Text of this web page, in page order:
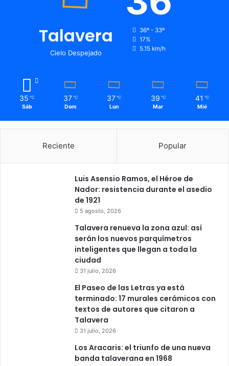
Talavera
Cielo Despejado
36º - 33º
17%
5.15 km/h
35 ℃
Sáb
37 ℃
Dom
37 ℃
Lun
39 ℃
Mar
41 ℃
Mié
Reciente Popular
Luis Asensio Ramos, el Héroe de
Nador: resistencia durante el asedio
de 1921
5 agosto, 2026
Talavera renueva la zona azul: así
serán los nuevos parquímetros
inteligentes que llegan a toda la
ciudad
31 julio, 2026
El Paseo de las Letras ya está
terminado: 17 murales cerámicos con
textos de autores que citaron a
Talavera
31 julio, 2026
Los Aracaris: el triunfo de una nueva
banda talaverana en 1968